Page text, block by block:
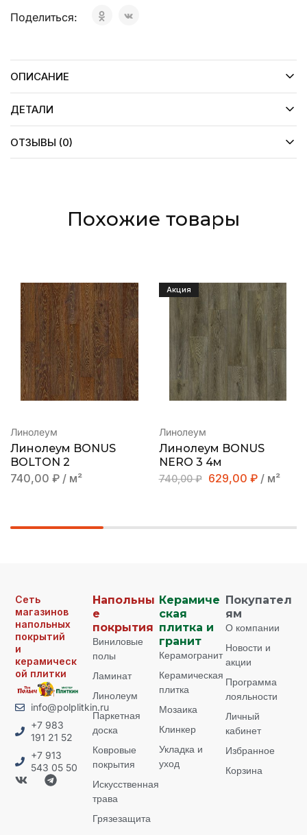
Поделиться:
ОПИСАНИЕ
ДЕТАЛИ
ОТЗЫВЫ (0)
Похожие товары
Линолеум
Линолеум BONUS
BOLTON 2
740,00 ₽ / м²
Акция
Линолеум
Линолеум BONUS
NERO 3 4м
740,00₽ 629,00 ₽ / м²
Сеть
магазинов
напольных
покрытий
и
керамическ
ой плитки
info@polplitkin.ru
+7 983
191 21 52
+7 913
543 05 50
Напольны
е
покрытия
Виниловые
полы
Ламинат
Линолеум
Паркетная
доска
Ковровые
покрытия
Искусственная
трава
Грязезащита
Керамиче
ская
плитка и
гранит
Керамогранит
Керамическая
плитка
Мозаика
Клинкер
Укладка и
уход
Покупател
ям
О компании
Новости и
акции
Программа
лояльности
Личный
кабинет
Избранное
Корзина